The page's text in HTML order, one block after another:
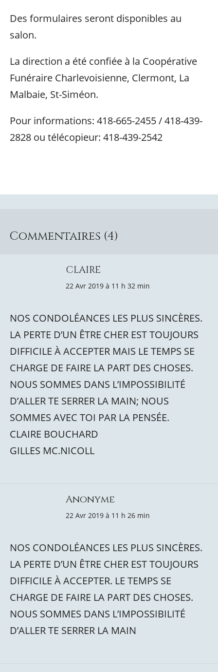
Des formulaires seront disponibles au
salon.
La direction a été confiée à la Coopérative
Funéraire Charlevoisienne, Clermont, La
Malbaie, St-Siméon.
Pour informations: 418-665-2455 / 418-439-
2828 ou télécopieur: 418-439-2542
Commentaires (4)
CLAIRE
22 Avr 2019 à 11 h 32 min
NOS CONDOLÉANCES LES PLUS SINCÈRES.
LA PERTE D’UN ÊTRE CHER EST TOUJOURS
DIFFICILE À ACCEPTER MAIS LE TEMPS SE
CHARGE DE FAIRE LA PART DES CHOSES.
NOUS SOMMES DANS L’IMPOSSIBILITÉ
D’ALLER TE SERRER LA MAIN; NOUS
SOMMES AVEC TOI PAR LA PENSÉE.
CLAIRE BOUCHARD
GILLES MC.NICOLL
Anonyme
22 Avr 2019 à 11 h 26 min
NOS CONDOLÉANCES LES PLUS SINCÈRES.
LA PERTE D’UN ÊTRE CHER EST TOUJOURS
DIFFICILE À ACCEPTER. LE TEMPS SE
CHARGE DE FAIRE LA PART DES CHOSES.
NOUS SOMMES DANS L’IMPOSSIBILITÉ
D’ALLER TE SERRER LA MAIN